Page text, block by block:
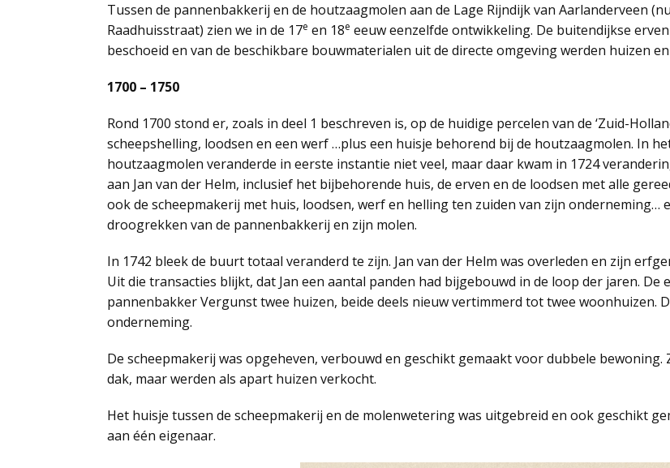
Tussen de pannenbakkerij en de houtzaagmolen aan de Lage Rijndijk van Aarlanderveen (nu
Raadhuisstraat) zien we in de 17e en 18e eeuw eenzelfde ontwikkeling. De buitendijkse
beschoeid en van de beschikbare bouwmaterialen uit de directe omgeving werden huizen
1700 – 1750
Rond 1700 stond er, zoals in deel 1 beschreven is, op de huidige percelen van de ‘Zuid-
scheepshelling, loodsen en een werf …plus een huisje behorend bij de houtzaagmolen. In
houtzaagmolen veranderde in eerste instantie niet veel, maar daar kwam in 1724
aan Jan van der Helm, inclusief het bijbehorende huis, de erven en de loodsen met alle
ook de scheepmakerij met huis, loodsen, werf en helling ten zuiden van zijn onderneming…
droogrekken van de pannenbakkerij en zijn molen.
In 1742 bleek de buurt totaal veranderd te zijn. Jan van der Helm was overleden en zijn
Uit die transacties blijkt, dat Jan een aantal panden had bijgebouwd in de loop der jaren.
pannenbakker Vergunst twee huizen, beide deels nieuw vertimmerd tot twee woonhuizen.
onderneming.
De scheepmakerij was opgeheven, verbouwd en geschikt gemaakt voor dubbele
dak, maar werden als apart huizen verkocht.
Het huisje tussen de scheepmakerij en de molenwetering was uitgebreid en ook geschikt
aan één eigenaar.